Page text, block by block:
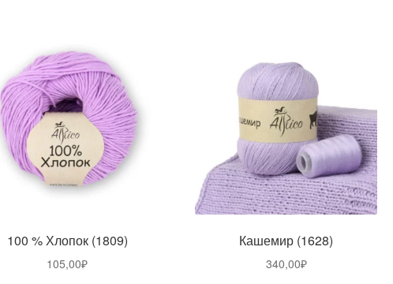
100 % Хлопок (1809)
105,00₽
Кашемир (1628)
340,00₽